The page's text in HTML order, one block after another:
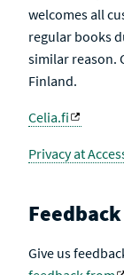
welcomes all
regular books
similar reason.
Finland.
Celia.fi
Privacy at
Feedback
Give us